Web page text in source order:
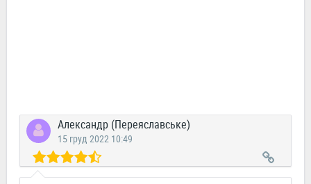
Александр (Переяславське)
15 груд 2022 10:49